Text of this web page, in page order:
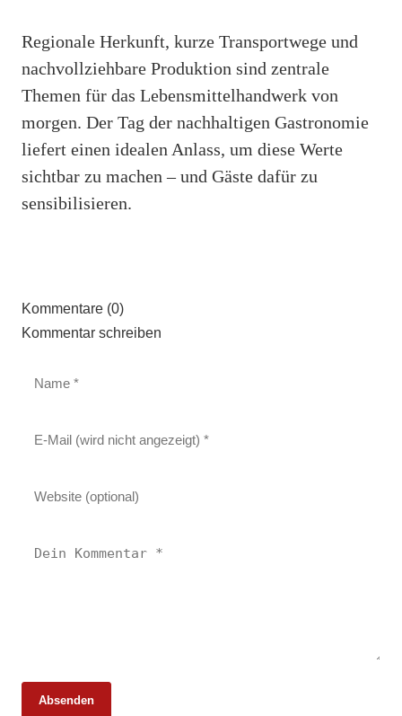
Regionale Herkunft, kurze Transportwege und
nachvollziehbare Produktion sind zentrale
Themen für das Lebensmittelhandwerk von
morgen. Der Tag der nachhaltigen Gastronomie
liefert einen idealen Anlass, um diese Werte
sichtbar zu machen – und Gäste dafür zu
sensibilisieren.
Kommentare (0)
Kommentar schreiben
Absenden